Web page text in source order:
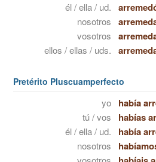
él / ella / ud.
nosotros
vosotros
ellos / ellas / uds.
Pretérito Pluscuamperfecto
yo había
tú / vos habías
él / ella / ud. había
nosotros